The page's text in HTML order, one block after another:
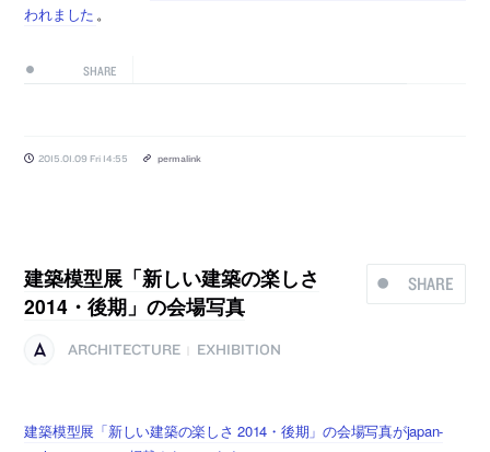
われました 。
SHARE
2015.01.09 Fri 14:55 permalink
SHARE
建築模型展「新しい建築の楽しさ
2014・後期」の会場写真
ARCHITECTURE EXHIBITION
建築模型展「新しい建築の楽しさ 2014・後期」の会場写真がjapan-